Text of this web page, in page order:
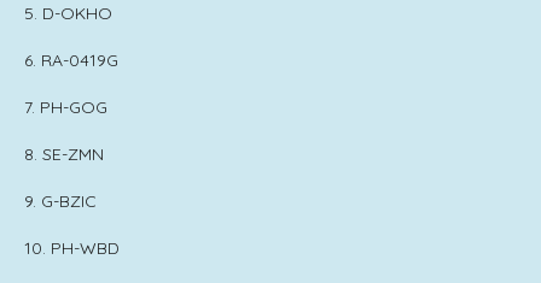
5. D-OKHO
6. RA-0419G
7. PH-GOG
8. SE-ZMN
9. G-BZIC
10. PH-WBD